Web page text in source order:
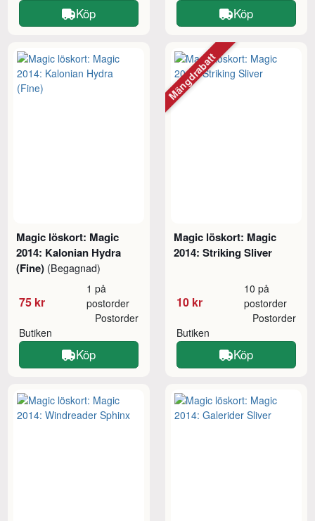
Köp Köp
Magic löskort: Magic
2014: Kalonian Hydra
(Fine) (Begagnad)
75 kr
1 på
postorder
Butiken
Postorder
Köp
Magic löskort: Magic
2014: Striking Sliver
10 kr
10 på
postorder
Butiken
Postorder
Köp
Mängdrabatt